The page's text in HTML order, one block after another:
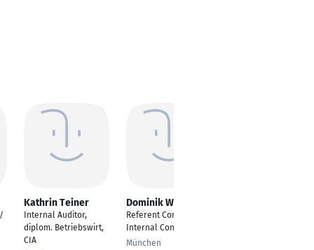
Kathrin Teiner
Internal Auditor,
diplom. Betriebswirt,
CIA
Dominik Winkler
Referent Corporate
Internal Controls
München